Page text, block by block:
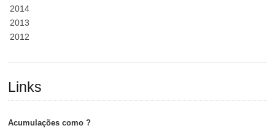
2014
2013
2012
Links
Acumulações como ?